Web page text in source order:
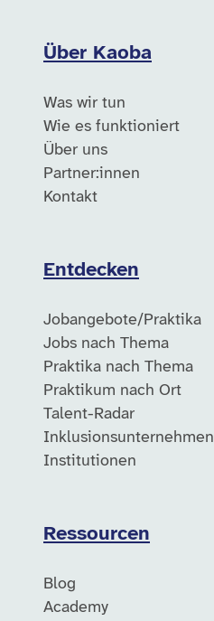
Über Kaoba
Was wir tun
Wie es funktioniert
Über uns
Partner:innen
Kontakt
Entdecken
Jobangebote/Praktika
Jobs nach Thema
Praktika nach Thema
Praktikum nach Ort
Talent-Radar
Inklusionsunternehmen
Institutionen
Ressourcen
Blog
Academy